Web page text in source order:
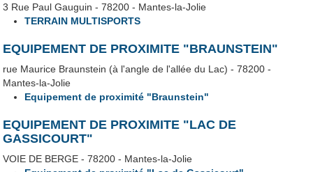
3 Rue Paul Gauguin - 78200 - Mantes-la-Jolie
TERRAIN MULTISPORTS
EQUIPEMENT DE PROXIMITE "BRAUNSTEIN"
rue Maurice Braunstein (à l'angle de l'allée du Lac) - 78200 -
Mantes-la-Jolie
Equipement de proximité "Braunstein"
EQUIPEMENT DE PROXIMITE "LAC DE
GASSICOURT"
VOIE DE BERGE - 78200 - Mantes-la-Jolie